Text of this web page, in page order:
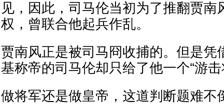
见，因此，司马伦当初为了推翻贾南
权，曾联合他起兵作乱。
贾南风正是被司马冏收捕的。但是凭
基称帝的司马伦却只给了他一个“游
做将军还是做皇帝，这道判断题难不